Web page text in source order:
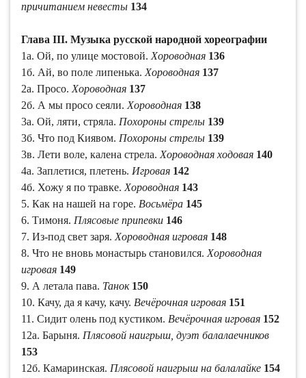
причитанием невесты 134
Глава III. Музыка русской народной хореографии
1а. Ой, по улице мостовой. Хороводная 136
1б. Ай, во поле липенька. Хороводная 137
2а. Просо. Хороводная 137
2б. А мы просо сеяли. Хороводная 138
3а. Ой, ляти, стряла. Похороны стрелы 139
3б. Что под Киявом. Похороны стрелы 139
3в. Лети воле, калена стрела. Хороводная ходовая 140
4а. Заплетися, плетень. Игровая 142
4б. Хожу я по травке. Хороводная 143
5. Как на нашей на горе. Восьмёра 145
6. Тимоня. Плясовые припевки 146
7. Из-под свет заря. Хороводная игровая 148
8. Что не вновь монастырь становился. Хороводная
игровая 149
9. А летала пава. Танок 150
10. Качу, да я качу, качу. Вечёрочная игровая 151
11. Сидит олень под кустиком. Вечёрочная игровая 152
12а. Барыня. Плясовой наигрыш, дуэт балалаечников
153
12б. Камаринская. Плясовой наигрыш на балалайке 154